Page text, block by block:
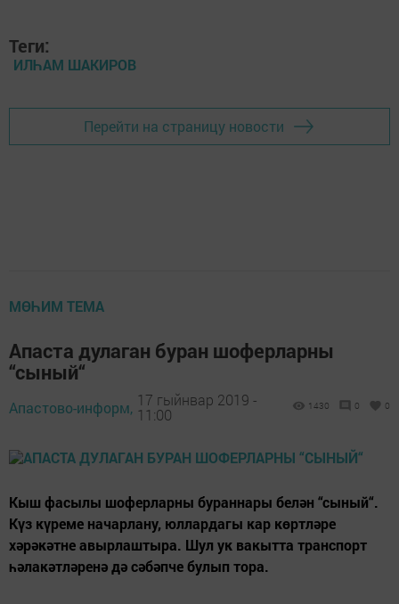
Теги:
ИЛҺАМ ШАКИРОВ
Перейти на страницу новости
МӨҺИМ ТЕМА
Апаста дулаган буран шоферларны
“сыный“
Апастово-информ, 17 гыйнвар 2019 -
11:00
1430 0 0
Кыш фасылы шоферларны бураннары белән “сыный“.
Күз күреме начарлану, юллардагы кар көртләре
хәрәкәтне авырлаштыра. Шул ук вакытта транспорт
һәлакәтләренә дә сәбәпче булып тора.